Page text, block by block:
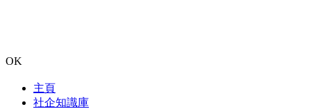
OK
主頁
社企知識庫